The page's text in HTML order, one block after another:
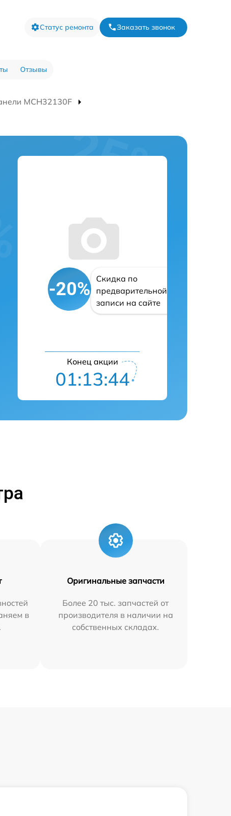
Статус ремонта Заказать звонок
Отзывы
MCH32130F
-20%
Скидка по
предварительной
записи на сайте
Конец акции
01:13:43
в
Оригинальные запчасти
Более 20 тыс. запчастей от
производителя в наличии на
собственных складах.